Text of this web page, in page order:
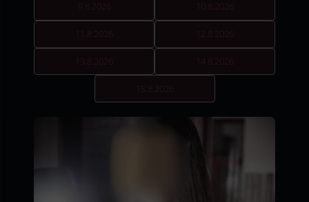
9.8.2026 10.8.2026
11.8.2026 12.8.2026
13.8.2026 14.8.2026
15.8.2026